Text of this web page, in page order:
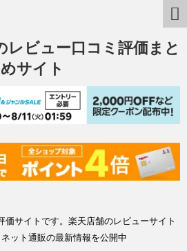
レビュー口コミ評価まと
めサイト
価サイトです。楽天店舗のレビューサイト
ット通販の最新情報を公開中